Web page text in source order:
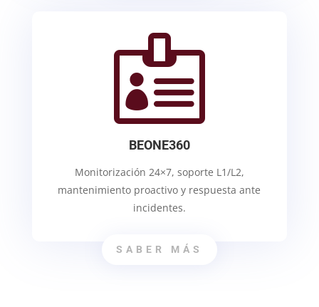

BEONE360
Monitorización 24×7, soporte L1/L2,
mantenimiento proactivo y respuesta ante
incidentes.
SABER MÁS